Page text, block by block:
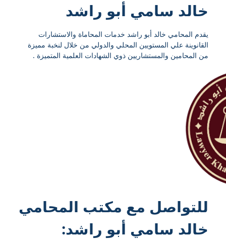
خالد سامي أبو راشد
يقدم المحامي خالد أبو راشد خدمات المحاماة والاستشارات
القانوينة علي المستويين المحلي والدولي من خلال لنخبة مميزة
من المحامين والمستشاريين ذوي الشهادات العلمية المتميزة .
للتواصل مع مكتب المحامي
خالد سامي أبو راشد: